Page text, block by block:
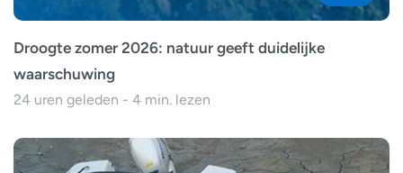
Droogte zomer 2026: natuur geeft duidelijke
waarschuwing
24 uren geleden - 4 min. lezen